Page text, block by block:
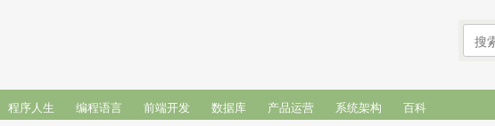
程序人生 编程语言 前端开发 数据库 产品运营 系统架构 百科